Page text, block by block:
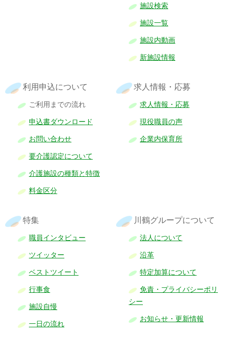
施設検索
施設一覧
施設内動画
新施設情報
利用申込について
ご利用までの流れ
申込書ダウンロード
お問い合わせ
要介護認定について
介護施設の種類と特徴
料金区分
求人情報・応募
求人情報・応募
現役職員の声
企業内保育所
特集
職員インタビュー
ツイッター
ベストツイート
行事食
施設自慢
一日の流れ
川鶴グループについて
法人について
沿革
特定加算について
免責・プライバシーポリ
シー
お知らせ・更新情報